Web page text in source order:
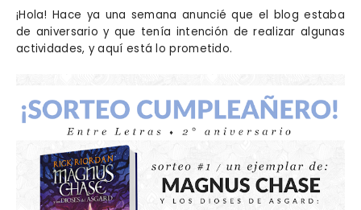
¡Hola! Hace ya una semana anuncié que el blog estaba
de aniversario y que tenía intención de realizar algunas
actividades, y aquí está lo prometido.